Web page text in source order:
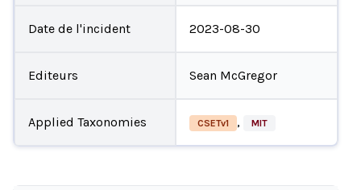
Date de l'incident 2023-08-30
Editeurs Sean McGregor
Applied Taxonomies CSETv1 , MIT